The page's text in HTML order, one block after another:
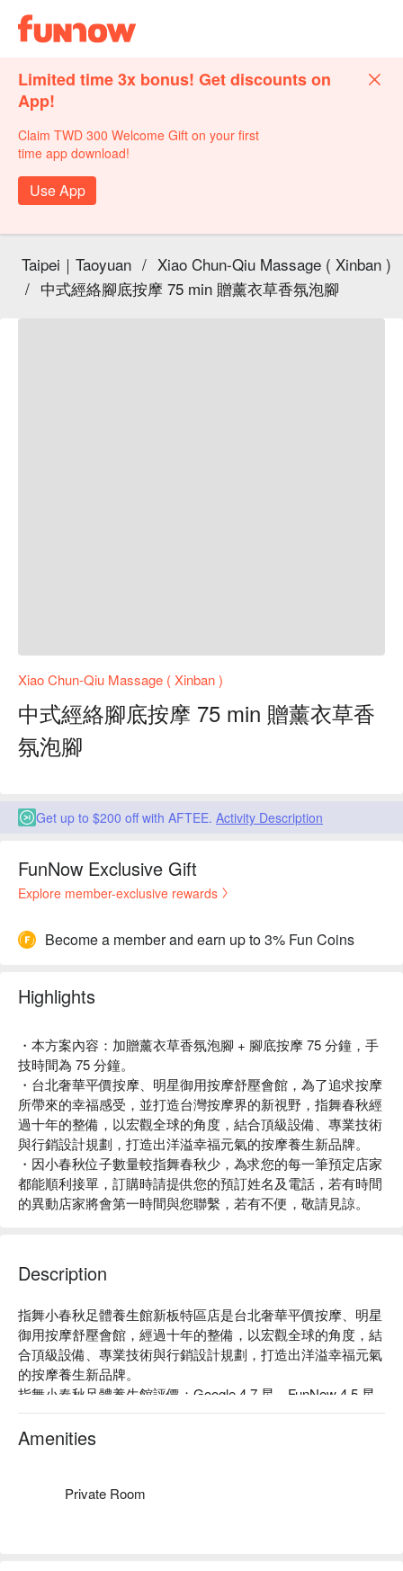
Limited time 3x bonus! Get discounts on
App!
Claim TWD 300 Welcome Gift on your first
time app download!
Use App
Taipei｜Taoyuan / Xiao Chun-Qiu Massage ( Xinban )
/ 中式經絡腳底按摩 75 min 贈薰衣草香氛泡腳
Xiao Chun-Qiu Massage ( Xinban )
中式經絡腳底按摩 75 min 贈薰衣草香
氛泡腳
Get up to $200 off with AFTEE. Activity Description
FunNow Exclusive Gift
Explore member-exclusive rewards
Become a member and earn up to 3% Fun Coins
Highlights
・本方案內容：加贈薰衣草香氛泡腳 + 腳底按摩 75 分鐘，手
技時間為 75 分鐘。
・台北奢華平價按摩、明星御用按摩舒壓會館，為了追求按摩
所帶來的幸福感受，並打造台灣按摩界的新視野，指舞春秋經
過十年的整備，以宏觀全球的角度，結合頂級設備、專業技術
與行銷設計規劃，打造出洋溢幸福元氣的按摩養生新品牌。
・因小春秋位子數量較指舞春秋少，為求您的每一筆預定店家
都能順利接單，訂購時請提供您的預訂姓名及電話，若有時間
的異動店家將會第一時間與您聯繫，若有不便，敬請見諒。
Description
指舞小春秋足體養生館新板特區店是台北奢華平價按摩、明星
御用按摩舒壓會館，經過十年的整備，以宏觀全球的角度，結
合頂級設備、專業技術與行銷設計規劃，打造出洋溢幸福元氣
的按摩養生新品牌。
指舞小春秋足體養生館評價：Google 4.7 星、FunNow 4.5 星
指舞小春秋足體養生館是最早導入「 流程管理 」的按摩店，
確保客人任何時段來，都能享有一致的服務。
Amenities
Private Room